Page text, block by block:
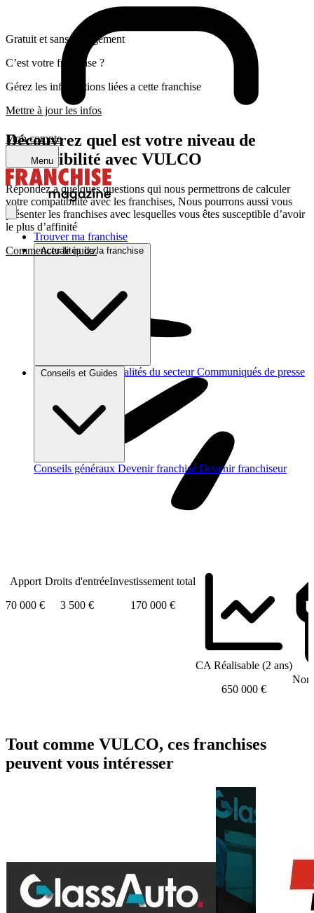
Mon compte
Menu
Trouver ma franchise
Actualités de la franchise
Brèves et actus Actualités du secteur Communiqués de presse
Conseils et Guides
Conseils généraux Devenir franchisé Devenir franchiseur
Gratuit et sans engagement
C’est votre franchise ?
Gérez les informations liées a cette franchise
Mettre à jour les infos
Découvrez quel est votre niveau de
compatibilité avec VULCO
Répondez a quelques questions qui nous permettrons de calculer
votre compatibilité avec les franchises, Nous pourrons aussi vous
présenter les franchises avec lesquelles vous êtes susceptible d’avoir
le plus d’affinité
Commencer le quizz
Apport
70 000 €
Droits d'entrée
3 500 €
Investissement total
170 000 €
CA Réalisable (2 ans)
650 000 €
Tout comme VULCO, ces franchises
peuvent vous intéresser